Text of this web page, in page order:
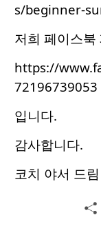
s/beginner-
저희 페이스북
https://
72196739053
입니다.
감사합니다.
코치 야서 드림